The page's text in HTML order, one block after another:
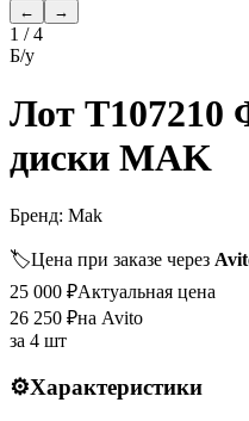
←
→
1 /4
Б/у
Лот T107210
диски MAK
Бренд: Mak
🏷️Цена при заказе через
25 000 ₽Актуальная цена
26 250 ₽на Avito
за 4 шт
⚙️Характеристики